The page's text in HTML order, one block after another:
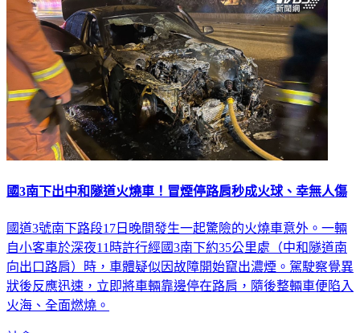
國道3號南下路段17日晚間發生一起驚險的火燒車意外。一輛
自小客車於深夜11時許行經國3南下約35公里處（中和隧道南
向出口路肩）時，車體疑似因故障開始竄出濃煙。駕駛察覺異
狀後反應迅速，立即將車輛靠邊停在路肩，隨後整輛車便陷入